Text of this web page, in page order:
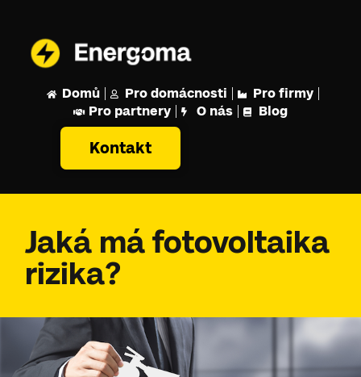
Domů Pro domácnosti
Pro firmy
Pro partnery
O nás Blog
Kontakt
Jaká má fotovoltaika
rizika?